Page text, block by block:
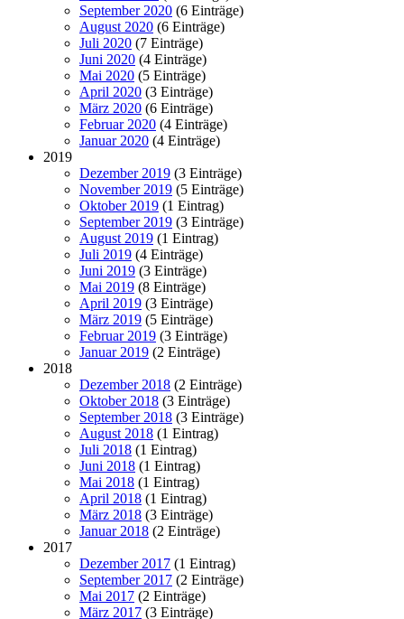
September 2020 (6 Einträge)
August 2020 (6 Einträge)
Juli 2020 (7 Einträge)
Juni 2020 (4 Einträge)
Mai 2020 (5 Einträge)
April 2020 (3 Einträge)
März 2020 (6 Einträge)
Februar 2020 (4 Einträge)
Januar 2020 (4 Einträge)
2019
Dezember 2019 (3 Einträge)
November 2019 (5 Einträge)
Oktober 2019 (1 Eintrag)
September 2019 (3 Einträge)
August 2019 (1 Eintrag)
Juli 2019 (4 Einträge)
Juni 2019 (3 Einträge)
Mai 2019 (8 Einträge)
April 2019 (3 Einträge)
März 2019 (5 Einträge)
Februar 2019 (3 Einträge)
Januar 2019 (2 Einträge)
2018
Dezember 2018 (2 Einträge)
Oktober 2018 (3 Einträge)
September 2018 (3 Einträge)
August 2018 (1 Eintrag)
Juli 2018 (1 Eintrag)
Juni 2018 (1 Eintrag)
Mai 2018 (1 Eintrag)
April 2018 (1 Eintrag)
März 2018 (3 Einträge)
Januar 2018 (2 Einträge)
2017
Dezember 2017 (1 Eintrag)
September 2017 (2 Einträge)
Mai 2017 (2 Einträge)
März 2017 (3 Einträge)